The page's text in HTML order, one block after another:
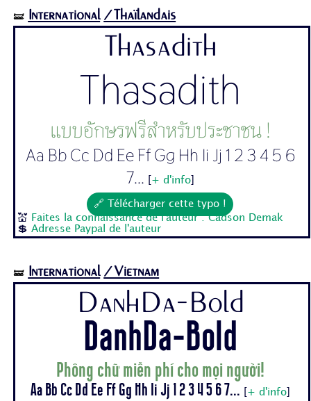
🝛 International /Thaïlandais
Thasadith
Thasadith
แบบอักษรฟรีสำหรับประชาชน !
Aa Bb Cc Dd Ee Ff Gg Hh Ii Jj 1 2 3 4 5 6
7...
+ d'info]
🔗 Télécharger cette typo !
💒
Faites la connaissance de l'auteur : Cadson Demak
💲Adresse Paypal de l'auteur
🝛 International /Vietnam
DanhDa-Bold
DanhDa-Bold
Phông chữ miễn phí cho mọi người!
Aa Bb Cc Dd Ee Ff Gg Hh Ii Jj 1 2 3 4 5 6 7... + d'info]